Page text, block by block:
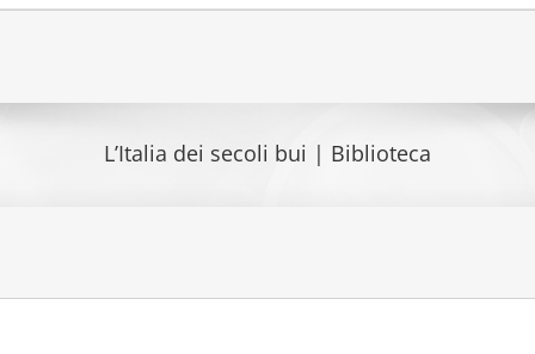
L’Italia dei secoli bui | Biblioteca